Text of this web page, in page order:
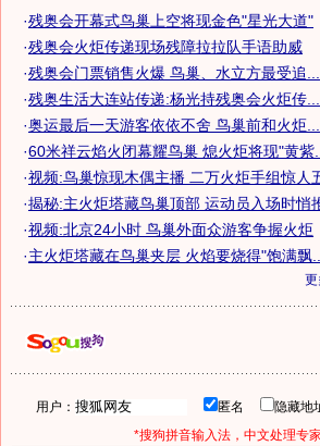
·残奥会开幕式鸟巢上空将现金色"星光大道"
·残奥会火炬传递现场残障拉拉队手语助威
·残奥会门票销售火爆 鸟巢、水立方最受追...
·残奥生活大连站传递:杨光持残奥会火炬传...
·奥运最后一天游客依依不舍 鸟巢前和火炬...
·60米祥云焰火闭幕耀鸟巢 熄火炬将现"黄紫...
·视频:鸟巢惊现木偶主播 二万火炬手组惊人
·揭秘:主火炬塔藏鸟巢顶部 运动员入场时悄
·视频:北京24小时 鸟巢外面众游客争握火炬
·主火炬塔藏在鸟巢夹层 火焰要烧得"饱满飘...
用户： 匿名 隐藏
*搜狗拼音输入法，中文处理专